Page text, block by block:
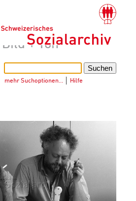
+ Ton
mehr Suchoptionen… Hilfe